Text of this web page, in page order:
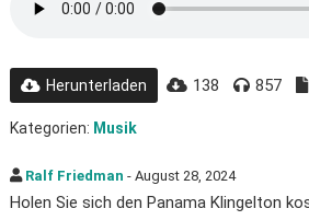
Herunterladen 138 857
Kategorien: Musik
Ralf Friedman - August 28, 2024
Holen Sie sich den Panama Klingelton